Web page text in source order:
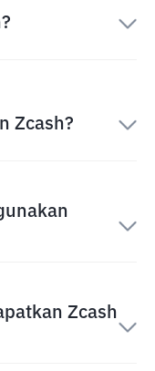
Zcash?
Zcash